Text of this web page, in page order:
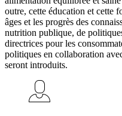
outre, cette éducation et cette
âges et les progrès des
nutrition publique, de
directrices pour les
politiques en collaboration
seront introduits.